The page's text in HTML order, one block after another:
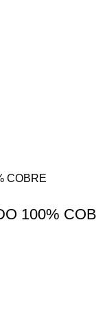
100%